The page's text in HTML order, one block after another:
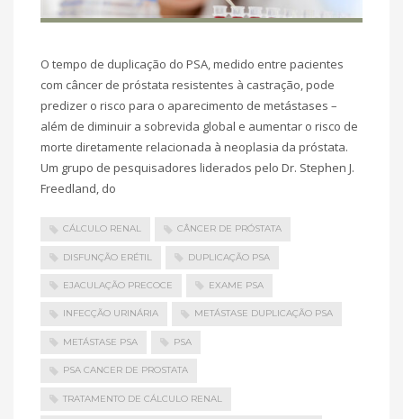
O tempo de duplicação do PSA, medido entre pacientes
com câncer de próstata resistentes à castração, pode
predizer o risco para o aparecimento de metástases –
além de diminuir a sobrevida global e aumentar o risco de
morte diretamente relacionada à neoplasia da próstata.
Um grupo de pesquisadores liderados pelo Dr. Stephen J.
Freedland, do
CÁLCULO RENAL CÂNCER DE PRÓSTATA
DISFUNÇÃO ERÉTIL DUPLICAÇÃO PSA
EJACULAÇÃO PRECOCE EXAME PSA
INFECÇÃO URINÁRIA METÁSTASE DUPLICAÇÃO PSA
METÁSTASE PSA PSA
PSA CANCER DE PROSTATA
TRATAMENTO DE CÁLCULO RENAL